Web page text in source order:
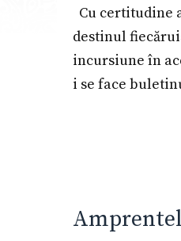
Cu certitudine
destinul
incursiune în
i se face